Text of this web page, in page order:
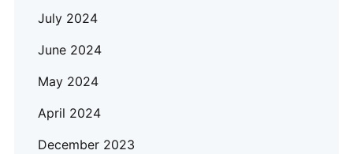
July 2024
June 2024
May 2024
April 2024
December 2023